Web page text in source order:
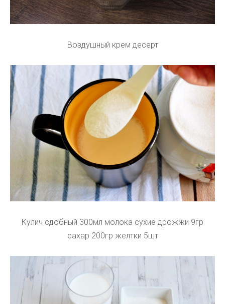
Воздушный крем десерт
Кулич сдобный 300мл молока сухие дрожжи 9гр
сахар 200гр желтки 5шт